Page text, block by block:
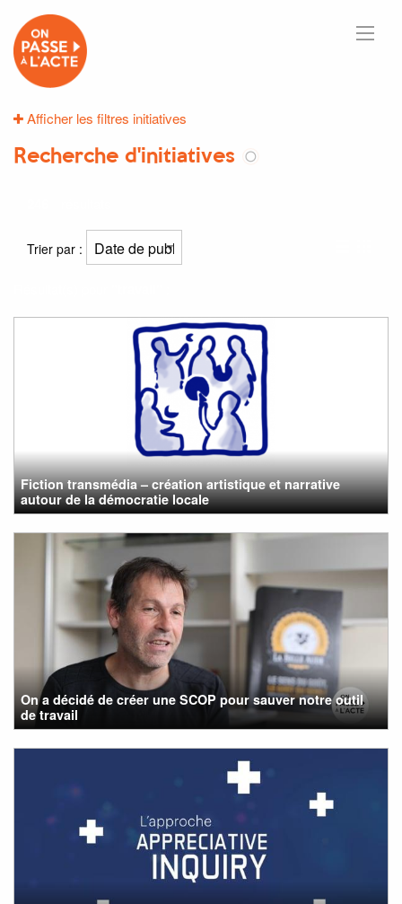
Afficher les filtres initiatives
Recherche d'initiatives
Trier par :
Fiction transmédia – création artistique et narrative
autour de la démocratie locale
On a décidé de créer une SCOP pour sauver notre outil
de travail